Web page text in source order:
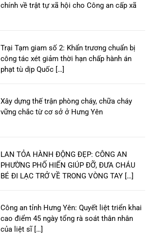
chính về trật tự xã hội cho Công an cấp xã
Trại Tạm giam số 2: Khẩn trương chuẩn bị
công tác xét giảm thời hạn chấp hành án
phạt tù dịp Quốc […]
Xây dựng thế trận phòng cháy, chữa cháy
vững chắc từ cơ sở ở Hưng Yên
LAN TỎA HÀNH ĐỘNG ĐẸP: CÔNG AN
PHƯỜNG PHỐ HIẾN GIÚP ĐỠ, ĐƯA CHÁU
BÉ ĐI LẠC TRỞ VỀ TRONG VÒNG TAY […]
Công an tỉnh Hưng Yên: Quyết liệt triển khai
cao điểm 45 ngày tổng rà soát thân nhân
của liệt sĩ […]